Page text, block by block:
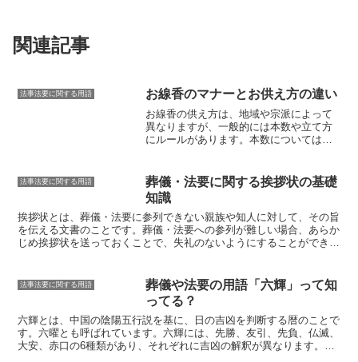
関連記事
法事法要に関する用語 お線香のマナーとお供え方の違い
お線香の供え方は、地域や宗派によって
異なりますが、一般的には本数や立て方
にルールがあります。本数については、
です。「偶数本」は「重ねる」を連想さ
せることから、慶事やおめでたい席に用
います。次にお線香の立て方です。
のお寺では、「仏壇(仏像等)」側に「香
炉」があり、「お墓」では「線香立て」
があります。仏壇、お墓の、お線香を立
たお線香に火をつける際には、お線香の
根元から火をつけ、上から下に向かって
火を広げていきます。
き消したり、水で消したりせずに、お線
香を指でつまんで消します。お線香の供
え方は、故人との心を通わせる大切な儀
法事法要に関する用語
葬儀・法要に関する挨拶状の基礎
知識
挨拶状とは、葬儀・法要に参列できない親族や知人に対して、その旨
を伝える文書のことです。葬儀・法要への参列が難しい場合、あらか
じめ挨拶状を送っておくことで、失礼のないようにすることができま
の挨拶は、「残暑厳しい折柄」や「寒さが一段と厳しくなってまいり
ましたが」など、その季節に合った言葉を使います。欠席の理由は、
仕事や病気、冠婚葬祭などが一般的です。香典の有無については、香
典を送る場合は「粗品ながら香典を同封いたしました」と記載し、香
典を送らない場合は「香典は辞退させていただけますと幸いです」と
記載します。結びの言葉は、「略儀ながら書中をもってご挨拶申し上
法事法要に関する用語
葬儀や法要の用語「六輝」って知
ってる？
六輝とは、中国の陰陽五行説を基に、日の吉凶を判断する暦のことで
す。六曜とも呼ばれています。六輝には、先勝、友引、先負、仏滅、
大安、赤口の6種類があり、それぞれに吉凶の解釈が異なります。先